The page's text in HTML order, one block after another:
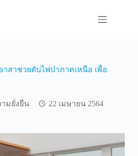
สาช่วยดับไฟป่าภาคเหนือ เพื่อ
มยั่งยืน 22 เมษายน 2564